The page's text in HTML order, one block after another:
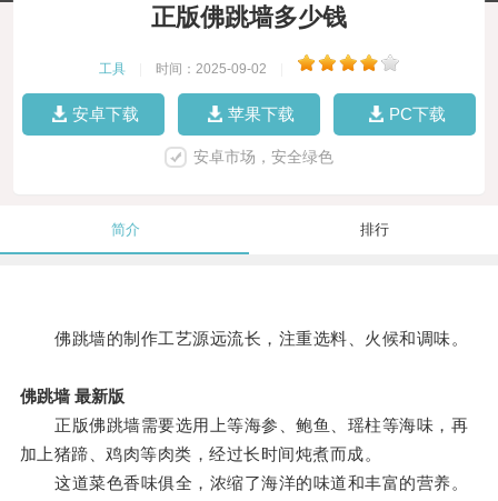
正版佛跳墙多少钱
工具 时间：2025-09-02
安卓下载 苹果下载 PC下载
安卓市场，安全绿色
简介 排行
佛跳墙的制作工艺源远流长，注重选料、火候和调味。
佛跳墙 最新版
正版佛跳墙需要选用上等海参、鲍鱼、瑶柱等海味，再
加上猪蹄、鸡肉等肉类，经过长时间炖煮而成。
这道菜色香味俱全，浓缩了海洋的味道和丰富的营养。